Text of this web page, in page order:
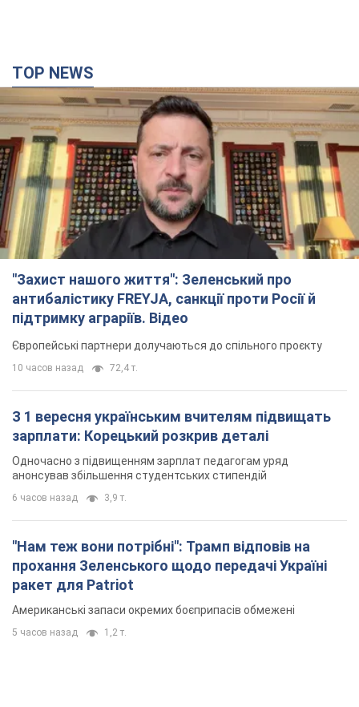
антибалістику FREYJA, санкції проти Росії й
підтримку аграріїв. Відео
Європейські партнери долучаються до спільного проєкту
10 часов назад 72,4 т.
З 1 вересня українським вчителям підвищать
зарплати: Корецький розкрив деталі
Одночасно з підвищенням зарплат педагогам уряд
анонсував збільшення студентських стипендій
6 часов назад 3,9 т.
"Нам теж вони потрібні": Трамп відповів на
прохання Зеленського щодо передачі Україні
ракет для Patriot
5 часов назад 1,2 т.